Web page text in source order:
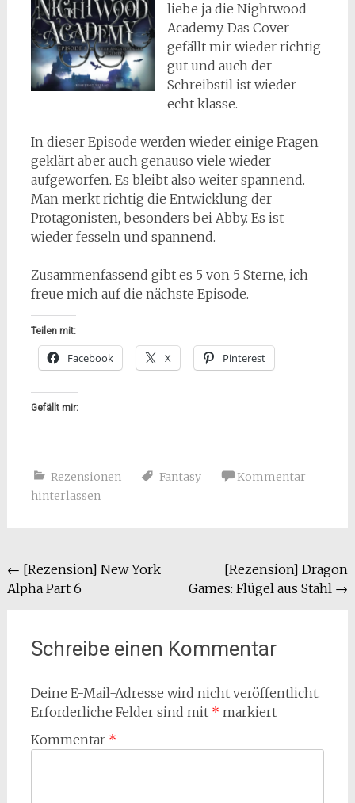
liebe ja die Nightwood
Academy. Das Cover
gefällt mir wieder richtig
gut und auch der
Schreibstil ist wieder
echt klasse.
In dieser Episode werden wieder einige Fragen
geklärt aber auch genauso viele wieder
aufgeworfen. Es bleibt also weiter spannend.
Man merkt richtig die Entwicklung der
Protagonisten, besonders bei Abby. Es ist
wieder fesseln und spannend.
Zusammenfassend gibt es 5 von 5 Sterne, ich
freue mich auf die nächste Episode.
Teilen mit:
Facebook X Pinterest
Gefällt mir:
Rezensionen Fantasy
Kommentar
hinterlassen
Beitragsnavigation
← [Rezension] New York
Alpha Part 6
[Rezension] Dragon
Games: Flügel aus Stahl →
Schreibe einen Kommentar
Deine E-Mail-Adresse wird nicht veröffentlicht.
Erforderliche Felder sind mit * markiert
Kommentar *